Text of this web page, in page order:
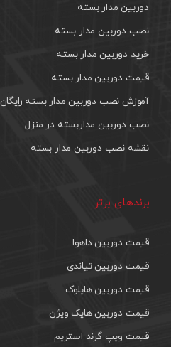
دوربین مدار بسته
نصب دوربین مدار بسته
خرید دوربین مدار بسته
قیمت دوربین مدار بسته
آموزش نصب دوربین مدار بسته رایگان
نصب دوربین مداربسته در منزل
نقشه نصب دوربین مدار بسته
برندهای برتر
قیمت دوربین داهوا
قیمت دوربین تیاندی
قیمت دوربین هایلوک
قیمت دوربین هایک ویژن
قیمت ویپ گرند استریم